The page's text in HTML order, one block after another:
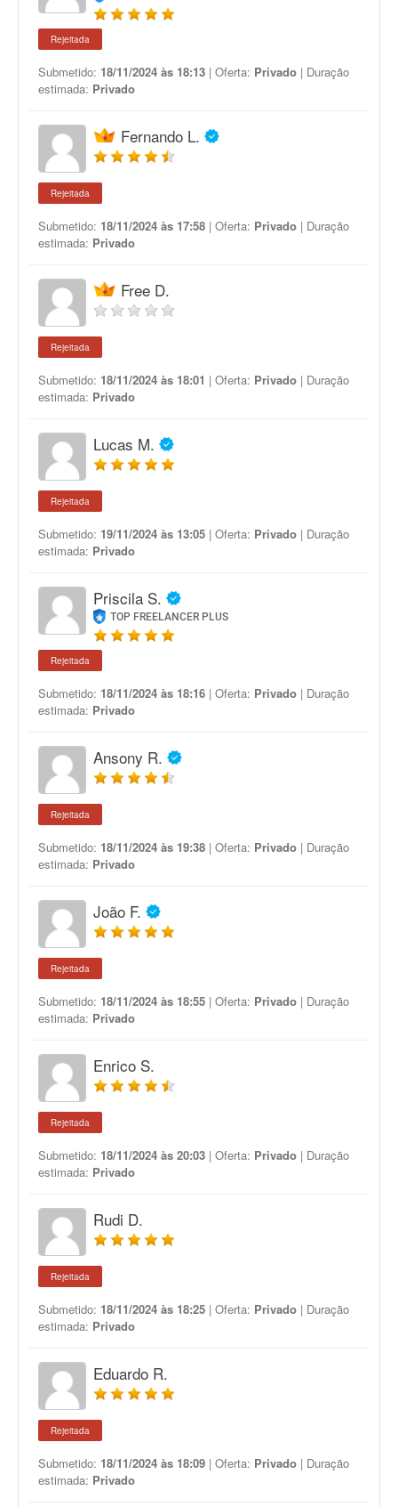
Rejeitada
Submetido: 18/11/2024 às 18:13 | Oferta: Privado | Duração
estimada: Privado
Fernando L.
Rejeitada
Submetido: 18/11/2024 às 17:58 | Oferta: Privado | Duração
estimada: Privado
Free D.
Rejeitada
Submetido: 18/11/2024 às 18:01 | Oferta: Privado | Duração
estimada: Privado
Lucas M.
Rejeitada
Submetido: 19/11/2024 às 13:05 | Oferta: Privado | Duração
estimada: Privado
Priscila S.
TOP FREELANCER PLUS
Rejeitada
Submetido: 18/11/2024 às 18:16 | Oferta: Privado | Duração
estimada: Privado
Ansony R.
Rejeitada
Submetido: 18/11/2024 às 19:38 | Oferta: Privado | Duração
estimada: Privado
João F.
Rejeitada
Submetido: 18/11/2024 às 18:55 | Oferta: Privado | Duração
estimada: Privado
Enrico S.
Rejeitada
Submetido: 18/11/2024 às 20:03 | Oferta: Privado | Duração
estimada: Privado
Rudi D.
Rejeitada
Submetido: 18/11/2024 às 18:25 | Oferta: Privado | Duração
estimada: Privado
Eduardo R.
Rejeitada
Submetido: 18/11/2024 às 18:09 | Oferta: Privado | Duração
estimada: Privado